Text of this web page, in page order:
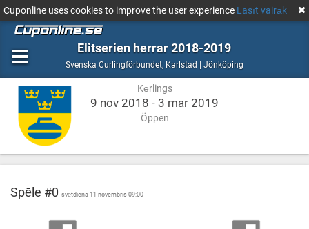
Cuponline uses cookies to improve the user experience Lasīt vairāk
Elitserien herrar 2018-2019
Svenska Curlingförbundet, Kērlings
Karlstad | JönköpingKarlstad
|
Kērlings
9 nov 2018 - 3 mar 2019
Öppen
Spēle #0 svētdiena 11 novembris 09:00